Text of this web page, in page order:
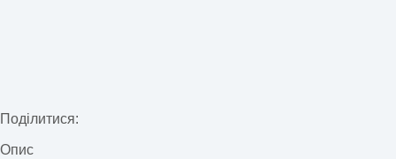
Поділитися:
Опис